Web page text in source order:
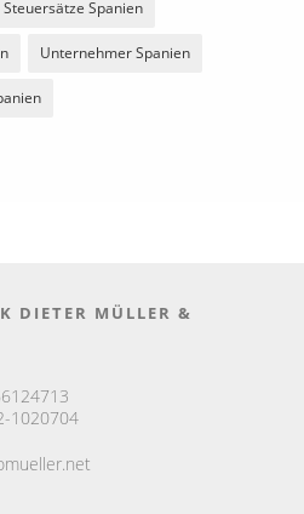
Steuersätze Spanien
Unternehmer Spanien
DIETER MÜLLER &
1020704